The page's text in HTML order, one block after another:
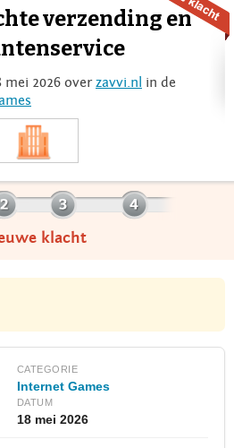
verzending en
mei 2026 overzavvi.nl in de
klacht
CATEGORIE
Internet Games
DATUM
18 mei 2026